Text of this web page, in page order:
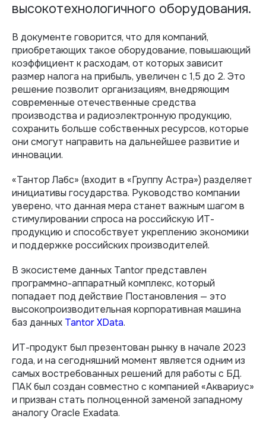
высокотехнологичного оборудования.
В документе говорится, что для компаний,
приобретающих такое оборудование, повышающий
коэффициент к расходам, от которых зависит
размер налога на прибыль, увеличен с 1,5 до 2. Это
решение позволит организациям, внедряющим
современные отечественные средства
производства и радиоэлектронную продукцию,
сохранить больше собственных ресурсов, которые
они смогут направить на дальнейшее развитие и
инновации.
«Тантор Лабс» (входит в «Группу Астра») разделяет
инициативы государства. Руководство компании
уверено, что данная мера станет важным шагом в
стимулировании спроса на российскую ИТ-
продукцию и способствует укреплению экономики
и поддержке российских производителей.
В экосистеме данных Tantor представлен
программно-аппаратный комплекс, который
попадает под действие Постановления — это
высокопроизводительная корпоративная машина
баз данных Tantor XData.
ИТ-продукт был презентован рынку в начале 2023
года, и на сегодняшний момент является одним из
самых востребованных решений для работы с БД.
ПАК был создан совместно с компанией «Аквариус»
и призван стать полноценной заменой западному
аналогу Oracle Exadata.